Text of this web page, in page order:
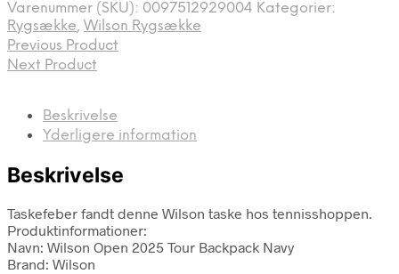
Varenummer (SKU): 0097512929004 Kategorier:
Rygsække, Wilson Rygsække
Previous Product
Next Product
Beskrivelse
Yderligere information
Beskrivelse
Taskefeber fandt denne Wilson taske hos tennisshoppen.
Produktinformationer:
Navn: Wilson Open 2025 Tour Backpack Navy
Brand: Wilson